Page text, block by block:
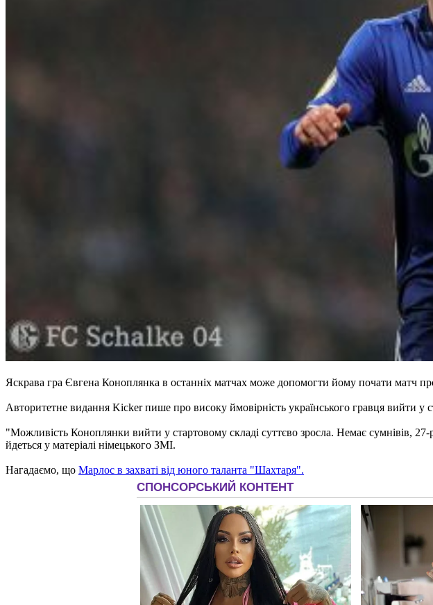
Яскрава гра Євгена Коноплянка в останніх матчах може допомогти йому почати матч
Авторитетне видання Kicker пише про високу ймовірність українського гравця вийти у
"Можливість Коноплянки вийти у стартовому складі суттєво зросла. Немає сумнівів,
йдеться у матеріалі німецького ЗМІ.
Нагадаємо, що Марлос в захваті від юного таланта "Шахтаря".